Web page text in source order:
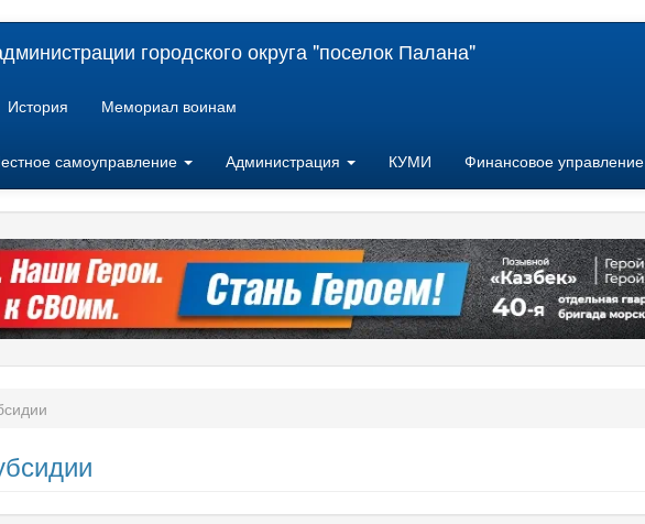
городского округа "поселок Палана"
История Мемориал воинам
самоуправление Администрация КУМИ Финансовое управление